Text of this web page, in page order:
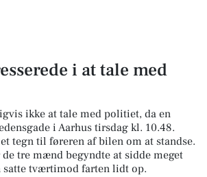
i at tale med
ikke at tale med politiet, da en
i Aarhus tirsdag kl. 10.48.
tegn til føreren af bilen om at standse.
tre mænd begyndte at sidde meget
satte tværtimod farten lidt op.